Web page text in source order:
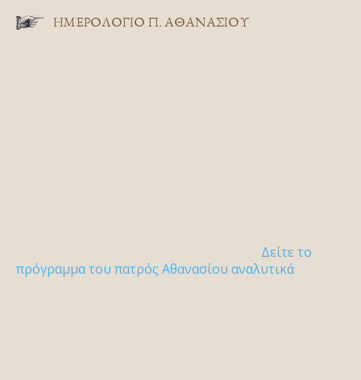
ΗΜΕΡΟΛΟΓΙΟ Π. ΑΘΑΝΑΣΙΟΥ
Δείτε το
πρόγραμμα του πατρός Αθανασίου αναλυτικά